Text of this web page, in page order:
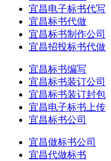
宜昌电子标书代写
宜昌标书代做
宜昌标书制作公司
宜昌招投标书代做
宜昌标书编写
宜昌标书装订公司
宜昌标书装订封包
宜昌电子标书上传
宜昌标书公司
宜昌做标书公司
宜昌代做标书